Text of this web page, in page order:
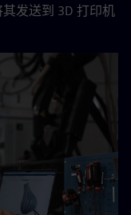
发送到 3D 打印机